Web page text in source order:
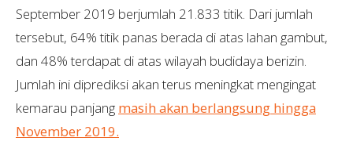
September 2019 berjumlah 21.833 titik. Dari jumlah
tersebut, 64% titik panas berada di atas lahan gambut,
dan 48% terdapat di atas wilayah budidaya berizin.
Jumlah ini diprediksi akan terus meningkat mengingat
kemarau panjang masih akan berlangsung hingga
November 2019.